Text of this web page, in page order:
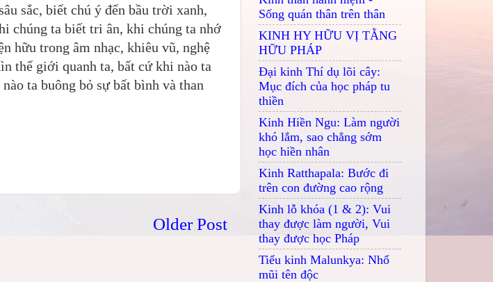
sắc, biết chú ý đến bầu trời xanh,
chúng ta biết tri ân, khi chúng ta nhớ
hữu trong âm nhạc, khiêu vũ, nghệ
thế giới quanh ta, bất cứ khi nào ta
ta buông bỏ sự bất bình và than
Older Post
Sống quán thân trên thân
KINH HY HỮU VỊ TẰNG
HỮU PHÁP
Đại kinh Thí dụ lõi cây:
Mục đích của học pháp tu
thiền
Kinh Hiền Ngu: Làm người
khó lắm, sao chẳng sớm
học hiền nhân
Kinh Ratthapala: Bước đi
trên con đường cao rộng
Kinh lỗ khóa (1 & 2): Vui
thay được làm người, Vui
thay được học Pháp
Tiểu kinh Malunkya: Nhổ
mũi tên độc